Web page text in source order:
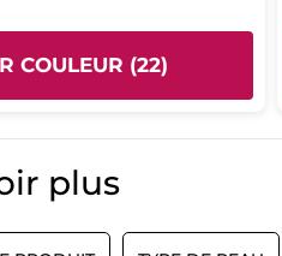
COULEUR (22)
plus